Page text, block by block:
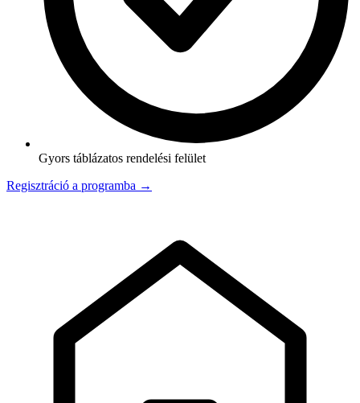
Gyors táblázatos rendelési felület
Regisztráció a programba →